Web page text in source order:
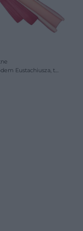
Eustachiusza, to
między uchem